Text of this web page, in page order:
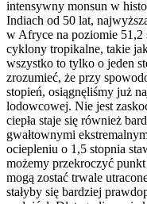
intensywny monsun w
Indiach od 50 lat,
w Afryce na poziomie
cyklony tropikalne, takie
wszystko to tylko o jeden
zrozumieć, że przy
stopień, osiągnęliśmy już
lodowcowej. Nie jest
ciepła staje się również
gwałtownymi
ociepleniu o 1,5 stopnia
możemy przekroczyć
mogą zostać trwale
stałyby się bardziej